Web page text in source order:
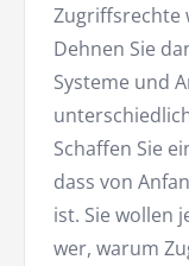
Zugriffsrechte
Dehnen Sie
Systeme und
Schaffen Sie
dass von
ist. Sie wollen
wer, warum